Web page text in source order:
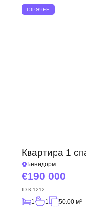
ГОРЯЧЕЕ
Квартира 1
Бенидорм
190 000
ID B-1212
1 1 50.00 м²